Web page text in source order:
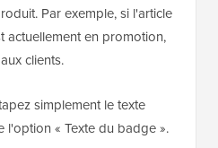
Par exemple, si l'article
actuellement en promotion,
clients.
simplement le texte
« Texte du badge ».